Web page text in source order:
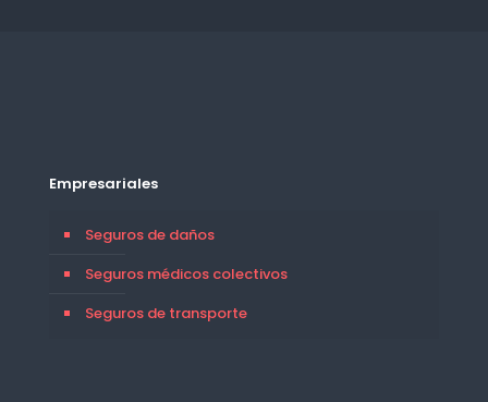
Empresariales
Seguros de daños
Seguros médicos colectivos
Seguros de transporte